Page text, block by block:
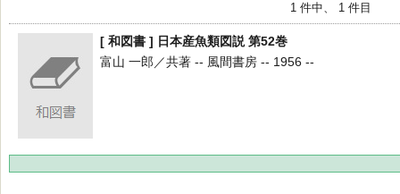
1 件中、 1 件目
[ 和図書 ] 日本産魚類図説 第52巻
富山 一郎／共著 -- 風間書房 -- 1956 --